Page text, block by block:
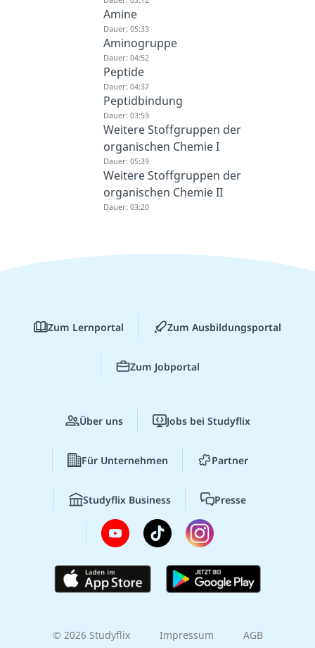
Amine
Dauer: 05:33
Aminogruppe
Dauer: 04:52
Peptide
Dauer: 04:37
Peptidbindung
Dauer: 03:59
Weitere Stoffgruppen der
organischen Chemie I
Dauer: 05:39
Weitere Stoffgruppen der
organischen Chemie II
Dauer: 03:20
Zum Lernportal Zum Ausbildungsportal
Zum Jobportal
Über uns Jobs bei Studyflix
Für Unternehmen Partner
Studyflix Business Presse
© 2026 Studyflix Impressum AGB